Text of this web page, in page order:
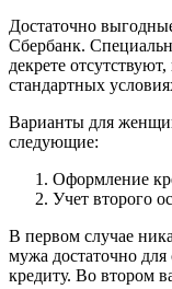
Достаточно
Сбербанк.
декрете
стандартных
Варианты для
следующие:
Оформление
Учет второго
В первом случае
мужа достаточно
кредиту. Во втором